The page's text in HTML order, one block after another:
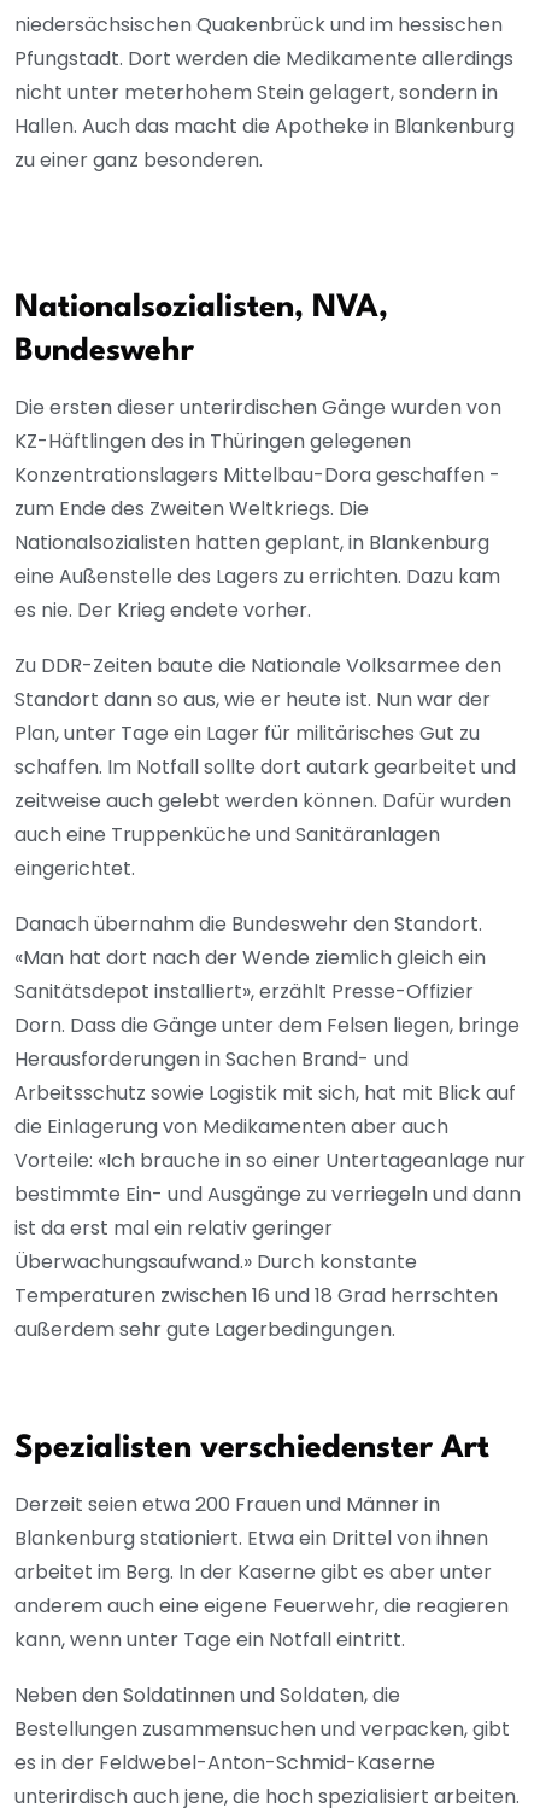
niedersächsischen Quakenbrück und im hessischen
Pfungstadt. Dort werden die Medikamente allerdings
nicht unter meterhohem Stein gelagert, sondern in
Hallen. Auch das macht die Apotheke in Blankenburg
zu einer ganz besonderen.
Nationalsozialisten, NVA,
Bundeswehr
Die ersten dieser unterirdischen Gänge wurden von
KZ-Häftlingen des in Thüringen gelegenen
Konzentrationslagers Mittelbau-Dora geschaffen -
zum Ende des Zweiten Weltkriegs. Die
Nationalsozialisten hatten geplant, in Blankenburg
eine Außenstelle des Lagers zu errichten. Dazu kam
es nie. Der Krieg endete vorher.
Zu DDR-Zeiten baute die Nationale Volksarmee den
Standort dann so aus, wie er heute ist. Nun war der
Plan, unter Tage ein Lager für militärisches Gut zu
schaffen. Im Notfall sollte dort autark gearbeitet und
zeitweise auch gelebt werden können. Dafür wurden
auch eine Truppenküche und Sanitäranlagen
eingerichtet.
Danach übernahm die Bundeswehr den Standort.
«Man hat dort nach der Wende ziemlich gleich ein
Sanitätsdepot installiert», erzählt Presse-Offizier
Dorn. Dass die Gänge unter dem Felsen liegen, bringe
Herausforderungen in Sachen Brand- und
Arbeitsschutz sowie Logistik mit sich, hat mit Blick auf
die Einlagerung von Medikamenten aber auch
Vorteile: «Ich brauche in so einer Untertageanlage nur
bestimmte Ein- und Ausgänge zu verriegeln und dann
ist da erst mal ein relativ geringer
Überwachungsaufwand.» Durch konstante
Temperaturen zwischen 16 und 18 Grad herrschten
außerdem sehr gute Lagerbedingungen.
Spezialisten verschiedenster Art
Derzeit seien etwa 200 Frauen und Männer in
Blankenburg stationiert. Etwa ein Drittel von ihnen
arbeitet im Berg. In der Kaserne gibt es aber unter
anderem auch eine eigene Feuerwehr, die reagieren
kann, wenn unter Tage ein Notfall eintritt.
Neben den Soldatinnen und Soldaten, die
Bestellungen zusammensuchen und verpacken, gibt
es in der Feldwebel-Anton-Schmid-Kaserne
unterirdisch auch jene, die hoch spezialisiert arbeiten.